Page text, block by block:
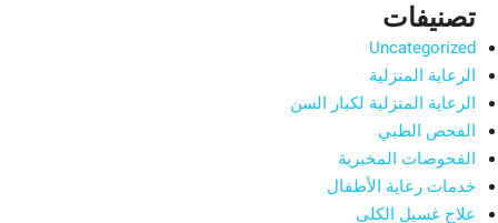
تصنيفات
Uncategorized
الرعاية المنزلية
الرعاية المنزلية لكبار السن
الفحص الطبي
الفحوصات المخبرية
خدمات رعاية الأطفال
علاج غسيل الكلى